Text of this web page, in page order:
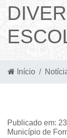
Início
Publicado em:
Município de